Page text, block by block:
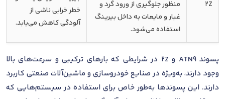
2Z
منظور جلوگیری از ورود گرد و
غبار و مایعات به داخل بیرینگ
استفاده می‌شود.
خطر خرابی ناشی از
آلودگی کاهش می‌یابد.
پسوند ATN9 و 2Z در شرایطی که بارهای ترکیبی و سرعت‌های بالا
وجود دارند، به‌ویژه در صنایع خودروسازی و ماشین‌آلات صنعتی کاربرد
دارند. این پسوندها به‌طور خاص برای استفاده در سیستم‌هایی که